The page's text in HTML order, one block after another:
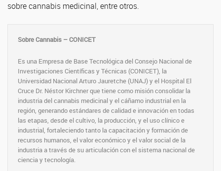
sobre cannabis medicinal, entre otros.
Sobre Cannabis – CONICET
Es una Empresa de Base Tecnológica del Consejo Nacional de
Investigaciones Científicas y Técnicas (CONICET), la
Universidad Nacional Arturo Jauretche (UNAJ) y el Hospital El
Cruce Dr. Néstor Kirchner que tiene como misión consolidar la
industria del cannabis medicinal y el cáñamo industrial en la
región, generando estándares de calidad e innovación en todas
las etapas, desde el cultivo, la producción, y el uso clínico e
industrial, fortaleciendo tanto la capacitación y formación de
recursos humanos, el valor económico y el valor social de la
industria a través de su articulación con el sistema nacional de
ciencia y tecnología.